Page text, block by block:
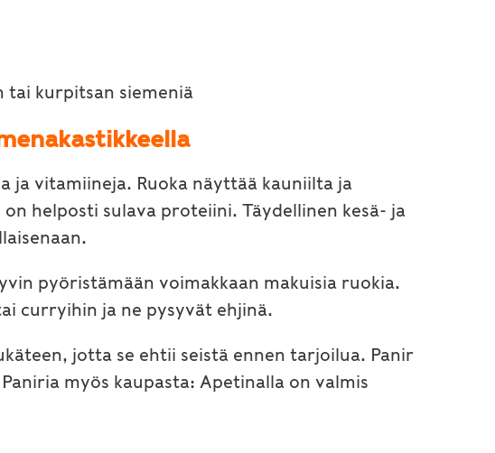
tai kurpitsan siemeniä
ja vitamiineja. Ruoka näyttää kauniilta ja
helposti sulava proteiini. Täydellinen kesä- ja
pyöristämään voimakkaan makuisia ruokia.
curryihin ja ne pysyvät ehjinä.
jotta se ehtii seistä ennen tarjoilua. Panir
myös kaupasta: Apetinalla on valmis